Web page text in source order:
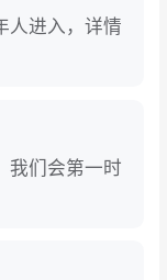
人进入，详情
我们会第一时